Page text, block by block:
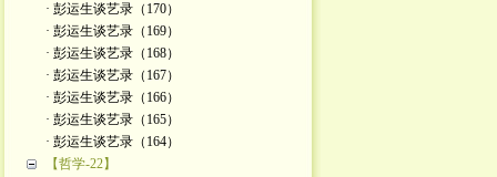
· 彭运生谈艺录（170）
· 彭运生谈艺录（169）
· 彭运生谈艺录（168）
· 彭运生谈艺录（167）
· 彭运生谈艺录（166）
· 彭运生谈艺录（165）
· 彭运生谈艺录（164）
【哲学-22】